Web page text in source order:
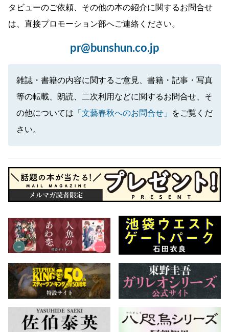
タビューのご依頼、その他の本の紹介に関するお問合せ
は、直接プロモーション部へご連絡ください。
pr@bunshun.co.jp
雑誌・書籍の内容に関するご意見、書籍・記事・写真
等の転載、朗読、二次利用などに関するお問合せ、そ
の他については 「文藝春秋へのお問合せ」
をご覧くだ
さい。